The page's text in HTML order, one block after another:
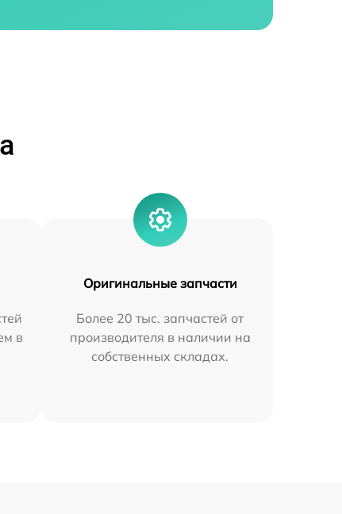
в
Оригинальные запчасти
Более 20 тыс. запчастей от
производителя в наличии на
собственных складах.